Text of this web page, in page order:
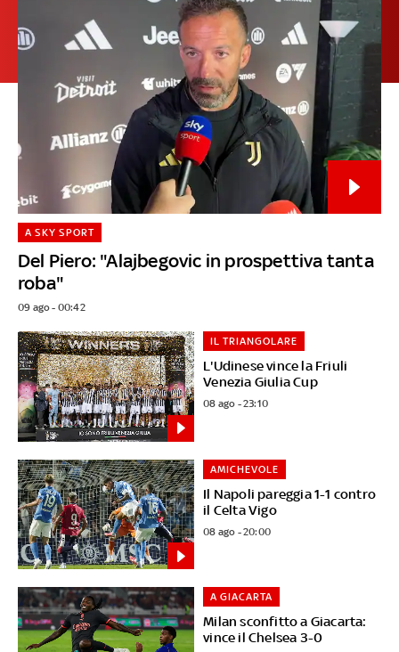
Del Piero: "Alajbegovic in prospettiva tanta
roba"
A SKY SPORT
09 ago - 00:42
L'Udinese vince la Friuli
Venezia Giulia Cup
IL TRIANGOLARE
08 ago - 23:10
Il Napoli pareggia 1-1 contro
il Celta Vigo
AMICHEVOLE
08 ago - 20:00
Milan sconfitto a Giacarta:
vince il Chelsea 3-0
A GIACARTA